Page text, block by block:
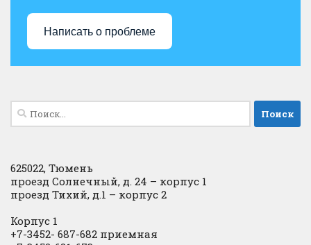
Написать о проблеме
Найти:
625022, Тюмень
проезд Солнечный, д. 24 – корпус 1
проезд Тихий, д.1 – корпус 2
Корпус 1
+7-3452- 687-682 приемная